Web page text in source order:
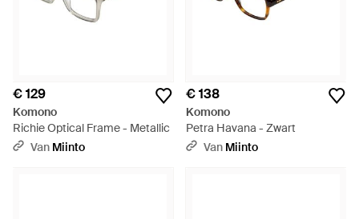
€ 129
Komono
Richie Optical Frame - Metallic
Van Miinto
€ 138
Komono
Petra Havana - Zwart
Van Miinto